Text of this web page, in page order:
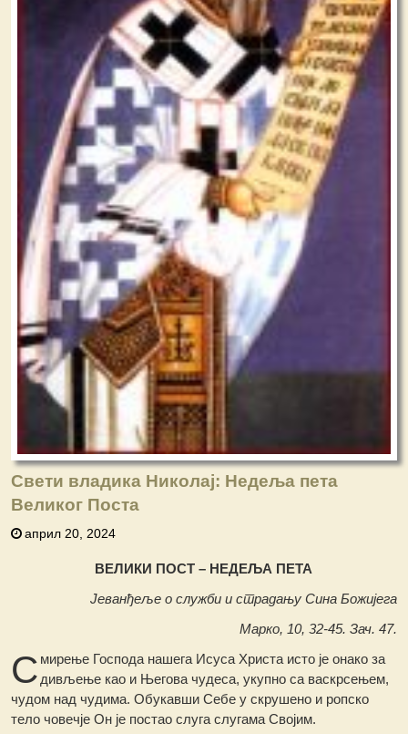
Свети владика Николај: Недеља пета
Великог Поста
април 20, 2024
ВЕЛИКИ ПОСТ – НЕДЕЉА ПЕТА
Јеванђеље о служби и страдању Сина Божијега
Марко, 10, 32-45. Зач. 47.
С мирење Господа нашега Исуса Христа исто је онако за
дивљење као и Његова чудеса, укупно са васкрсењем,
чудом над чудима. Обукавши Себе у скрушено и ропско
тело човечје Он је постао слуга слугама Својим.